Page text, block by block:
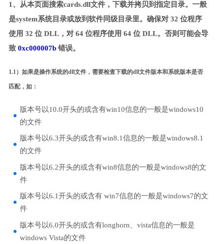
1、从本页面搜索cards.dll文件，下载并拷贝到指定目录。一般
是system系统目录或放到软件同级目录里。确保对 32 位程序
使用 32 位 DLL，对 64 位程序使用 64 位 DLL。否则可能会导
致 0xc000007b错误。
1.1）如果是操作系统的dll文件，需要检查下载的dll文件版本和系统版本是否
匹配，如：
版本号以10.0开头的或含有win10信息的一般是windows10
的文件
版本号以6.3开头的或含有win8.1信息的一般是windows8.1
的文件
版本号以6.2开头的或含有win8信息的一般是windows8的文
件
版本号以6.1开头的或含有 win7信息的一般是windows7的文
件
版本号以6.0开头的或含有longhorn、vista信息的一般是
windows Vista的文件